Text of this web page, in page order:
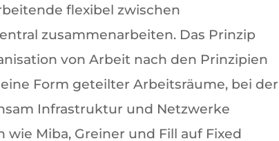
flexibel zwischen
zusammenarbeiten. Das Prinzip
von Arbeit nach den Prinzipien
Form geteilter Arbeitsräume, bei der
Infrastruktur und Netzwerke
Miba, Greiner und Fill auf Fixed